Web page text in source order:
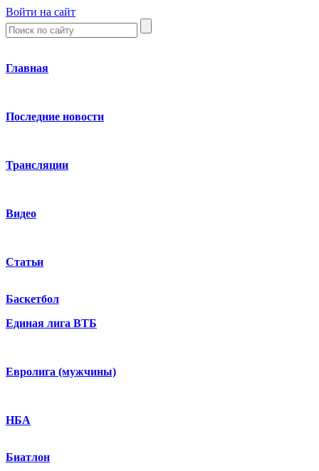
Войти на сайт
Главная
Последние новости
Трансляции
Видео
Статьи
Баскетбол
Единая лига ВТБ
Евролига (мужчины)
НБА
Биатлон